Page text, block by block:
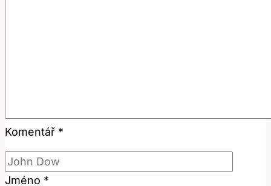
Komentář *
Jméno *